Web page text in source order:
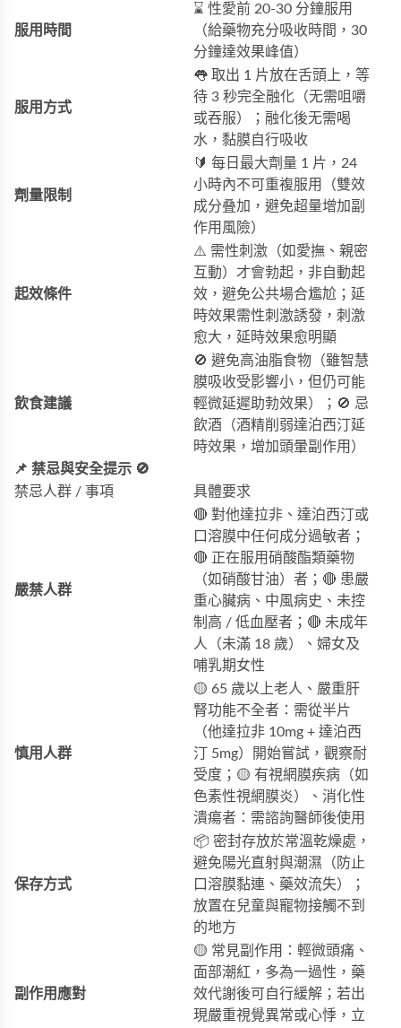
服用時間
⌛ 性愛前 20-30 分鐘服用
（給藥物充分吸收時間，30
分鐘達效果峰值）
服用方式
👅 取出 1 片放在舌頭上，等
待 3 秒完全融化（无需咀嚼
或吞服）；融化後无需喝
水，黏膜自行吸收
劑量限制
🔰 每日最大劑量 1 片，24
小時內不可重複服用（雙效
成分叠加，避免超量增加副
作用風險）
起效條件
⚠️ 需性刺激（如愛撫、親密
互動）才會勃起，非自動起
效，避免公共場合尷尬；延
時效果需性刺激誘發，刺激
愈大，延時效果愈明顯
飲食建議
🚫 避免高油脂食物（雖智慧
膜吸收受影響小，但仍可能
輕微延遲助勃效果）；🚫 忌
飲酒（酒精削弱達泊西汀延
時效果，增加頭暈副作用）
📌 禁忌與安全提示 🚫
禁忌人群 / 事項
具體要求
嚴禁人群
🔴 對他達拉非、達泊西汀或
口溶膜中任何成分過敏者；
🔴 正在服用硝酸酯類藥物
（如硝酸甘油）者；🔴 患嚴
重心臟病、中風病史、未控
制高 / 低血壓者；🔴 未成年
人（未滿 18 歲）、婦女及
哺乳期女性
慎用人群
🟡 65 歲以上老人、嚴重肝
腎功能不全者：需從半片
（他達拉非 10mg + 達泊西
汀 5mg）開始嘗試，觀察耐
受度；🟡 有視網膜疾病（如
色素性視網膜炎）、消化性
潰瘍者：需諮詢醫師後使用
保存方式
📦 密封存放於常溫乾燥處，
避免陽光直射與潮濕（防止
口溶膜黏連、藥效流失）；
放置在兒童與寵物接觸不到
的地方
副作用應對
🟡 常見副作用：輕微頭痛、
面部潮紅，多為一過性，藥
效代謝後可自行緩解；若出
現嚴重視覺異常或心悸，立